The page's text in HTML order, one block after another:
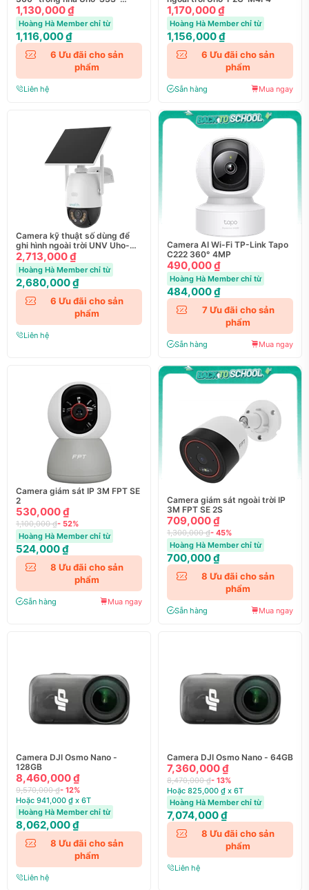
M33D-NB
1,130,000 ₫
Hoàng Hà Member chỉ từ
1,116,000 ₫
6 Ưu đãi cho sản
phẩm
Liên hệ
1,170,000 ₫
Hoàng Hà Member chỉ từ
1,156,000 ₫
6 Ưu đãi cho sản
phẩm
Sẵn hàng Mua ngay
Camera kỹ thuật số dùng để
ghi hình ngoài trời UNV Uho-
P2G-M3F4D-AS
2,713,000 ₫
Hoàng Hà Member chỉ từ
2,680,000 ₫
6 Ưu đãi cho sản
phẩm
Liên hệ
Camera AI Wi-Fi TP-Link Tapo
C222 360° 4MP
490,000 ₫
Hoàng Hà Member chỉ từ
484,000 ₫
7 Ưu đãi cho sản
phẩm
Sẵn hàng Mua ngay
Camera giám sát IP 3M FPT SE
2
530,000 ₫
1,100,000 ₫- 52%
Hoàng Hà Member chỉ từ
524,000 ₫
8 Ưu đãi cho sản
phẩm
Sẵn hàng Mua ngay
Camera giám sát ngoài trời IP
3M FPT SE 2S
709,000 ₫
1,300,000 ₫- 45%
Hoàng Hà Member chỉ từ
700,000 ₫
8 Ưu đãi cho sản
phẩm
Sẵn hàng Mua ngay
Camera DJI Osmo Nano -
128GB
8,460,000 ₫
9,570,000 ₫- 12%
Hoặc 941,000 ₫ x 6T
Hoàng Hà Member chỉ từ
8,062,000 ₫
8 Ưu đãi cho sản
phẩm
Liên hệ
Camera DJI Osmo Nano - 64GB
7,360,000 ₫
8,470,000 ₫- 13%
Hoặc 825,000 ₫ x 6T
Hoàng Hà Member chỉ từ
7,074,000 ₫
8 Ưu đãi cho sản
phẩm
Liên hệ